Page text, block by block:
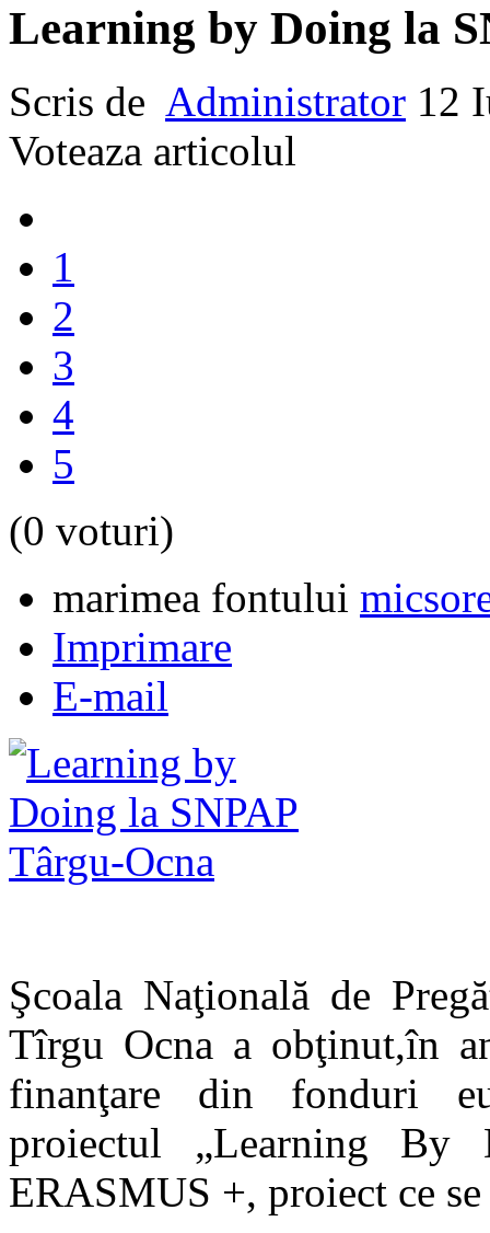
Learning by Doing la
Scris de Administrator 12
Voteaza articolul
1
2
3
4
5
(0 voturi)
marimea fontului
Imprimare
E-mail
Şcoala Naţională de
Tîrgu Ocna a obţinut,în
finanţare din fonduri
proiectul „Learning By
ERASMUS +, proiect ce